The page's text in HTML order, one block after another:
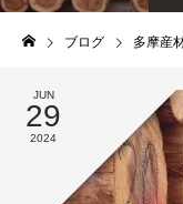
ブログ 多摩産
JUN
29
2024